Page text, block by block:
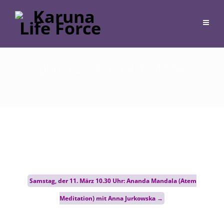
Post
navigation
Samstag, der 11. März 10.30 Uhr: Ananda Mandala (Atem
Meditation) mit Anna Jurkowska →